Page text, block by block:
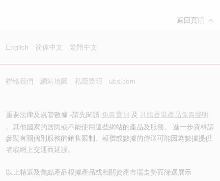
返回頁頂
English 简体中文 繁體中文
聯絡我們 網站地圖 私隱聲明 ubs.com
重要法律及規管數據 -請先閱讀 免責聲明 及 具體香港產品免責聲明
。其他國家的居民或不能使用這些網站的產品及服務。 進一步資料請
參閱有關個別服務的銷售限制。報價或數據的傳送可能因為數據提供
者或網上交通而延誤。
以上精選及焦點產品根據產品或相關資產市場走勢而篩選展示